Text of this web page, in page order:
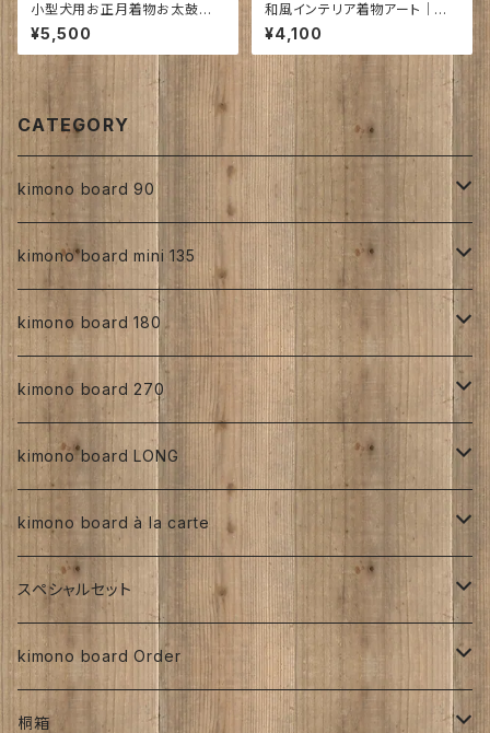
小型犬用お正月着物お太鼓帯
付｜粋[ inase×牡丹]
¥5,500
和風インテリア着物アート｜寄
せ る し ず くMINI｜240㎜×24
0㎜×25㎜｜
¥4,100
CATEGORY
kimono board 90
正絹
縮緬
kimono board mini 135
正絹
手書き
型染め
大正着物 ビンテージ品
京都三年坂
ち江すさん
人絹
手書き
型染め
その他、紅型、ろうけつ
その他
銘仙
kimono board 180
正絹
手書き
型染め
その他、紅型、ろうけつ等
人絹
手書き
型染め
その他、紅型、ろうけつ等
その他
交織
大正浪漫
ビンテージ古布
kimono board 270
正絹
ろうけつ染め
ち江すさん
工房チリントゥさん
紅型染め
人絹
その他
交織
大正浪漫
kimono board LONG
正絹
書入り
伊藤瑞賢氏
人絹
その他
ち江すさん
kimono board à la carte
正絹
明治着物
大正着物
人絹
金彩加工
その他
スペシャルセット
太山寺SET ／ 珈琲と焼き菓子セット
お茶と和菓子セット
kimono board Order
正絹
桐箱